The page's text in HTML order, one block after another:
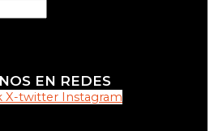
EN REDES
X-twitter Instagram